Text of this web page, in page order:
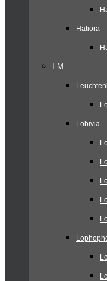
Hatiora
I-M
Lobivia